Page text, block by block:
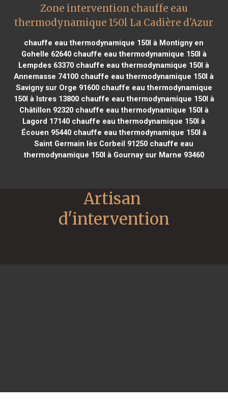
Zone intervention chauffe eau
thermodynamique 150l La Cadière d'Azur
chauffe eau thermodynamique 150l à Montigny en
Gohelle 62640chauffe eau thermodynamique 150l à
Lempdes 63370 chauffe eau thermodynamique 150l à
Annemasse 74100 chauffe eau thermodynamique 150l à
Savigny sur Orge 91600chauffe eau thermodynamique
150l à Istres 13800chauffe eau thermodynamique 150l à
Châtillon 92320chauffe eau thermodynamique 150l à
Lagord 17140 chauffe eau thermodynamique 150l à
Écouen 95440chauffe eau thermodynamique 150l à
Saint Germain lès Corbeil 91250 chauffe eau
thermodynamique 150l à Gournay sur Marne 93460
Artisan
d'intervention